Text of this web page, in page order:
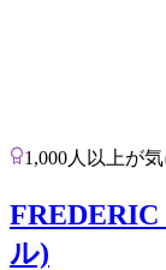
1,000人以上が
ル)